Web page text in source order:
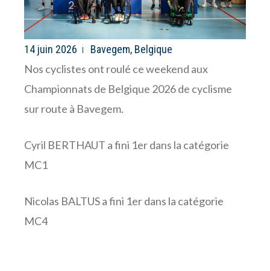
14 juin 2026 Bavegem, Belgique
Nos cyclistes ont roulé ce weekend aux
Championnats de Belgique 2026 de cyclisme
sur route à Bavegem.
Cyril BERTHAUT a fini 1er dans la catégorie
MC1
Nicolas BALTUS a fini 1er dans la catégorie
MC4